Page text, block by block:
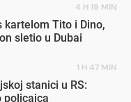
4 H 19 MIN
kartelom Tito i Dino,
sletio u Dubai
1 H 47 MIN
stanici u RS:
policajca